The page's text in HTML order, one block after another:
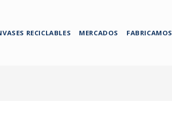
RECICLABLES MERCADOS FABRICAMOS